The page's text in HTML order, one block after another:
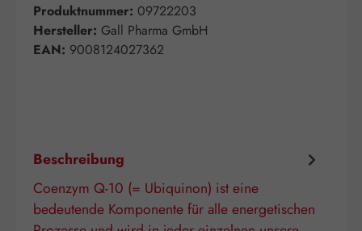
Produktnummer: 09722203
Hersteller: Gall Pharma GmbH
EAN: 9008124027362
Beschreibung
Coenzym Q-10 (= Ubiquinon) ist eine
bedeutende Komponente für alle energetischen